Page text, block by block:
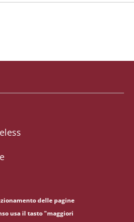
delle pagine
usa il tasto "maggiori